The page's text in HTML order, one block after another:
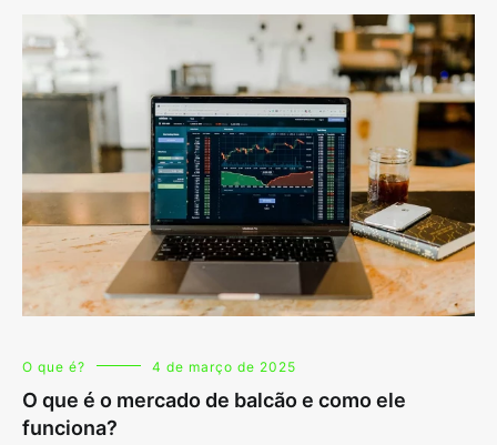
O que é? 4 de março de 2025
O que é o mercado de balcão e como ele
funciona?